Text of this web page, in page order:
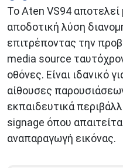
Το Aten VS94 αποτελεί
αποδοτική λύση
επιτρέποντας την
media source
οθόνες. Είναι ιδανικό
αίθουσες
εκπαιδευτικά
signage όπου
αναπαραγωγή εικόνας.